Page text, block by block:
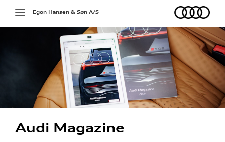
Toggle
navigation
Audi
Egon Hansen & Søn A/S
Audi Magazine